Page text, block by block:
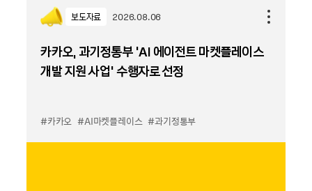
보도자료 2026.08.06
카카오, 과기정통부 ‘AI 에이전트 마켓플레이스
개발 지원 사업’ 수행자로 선정
#카카오 #AI마켓플레이스 #과기정통부